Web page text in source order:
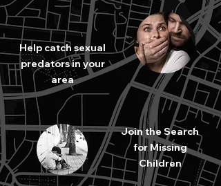
Help catch sexual
predators in your
area
Jointhe Search
for Missing
Children